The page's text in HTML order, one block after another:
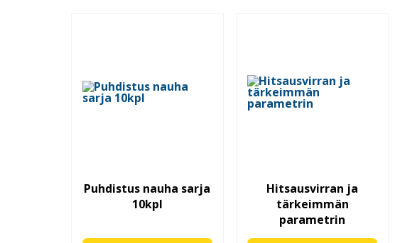
Puhdistus nauha sarja
10kpl
Hitsausvirran ja
tärkeimmän
parametrin